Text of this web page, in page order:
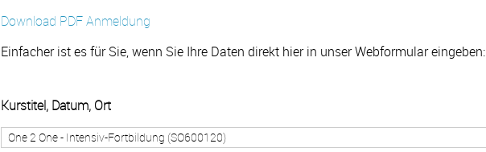
Download PDF Anmeldung
Einfacher ist es für Sie, wenn Sie Ihre Daten direkt hier in unser Webformular eingeben:
Kurstitel, Datum, Ort